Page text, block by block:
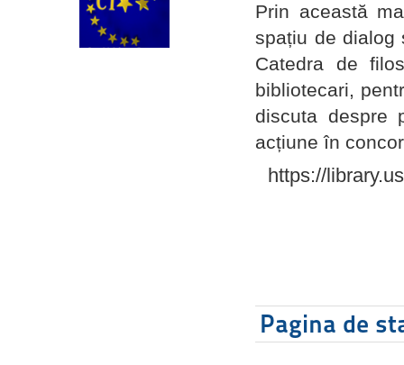
Prin această
spațiu de dialog
Catedra de
bibliotecari,
discuta despre
acțiune în
https://
Pagina de